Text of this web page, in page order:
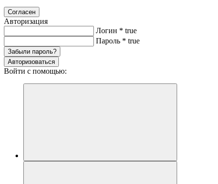
Согласен
Авторизация
Логин * true
Пароль * true
Забыли пароль?
Авторизоваться
Войти с помощью: